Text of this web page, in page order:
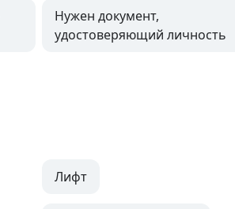
Нужен документ,
удостоверяющий личность
Лифт